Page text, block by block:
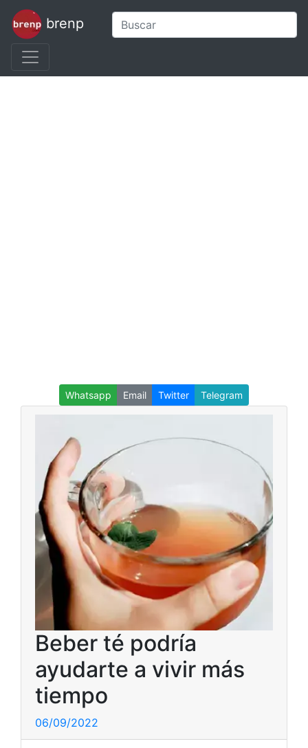
brenp
Whatsapp Email Twitter Telegram
Beber té podría
ayudarte a vivir más
tiempo
06/09/2022